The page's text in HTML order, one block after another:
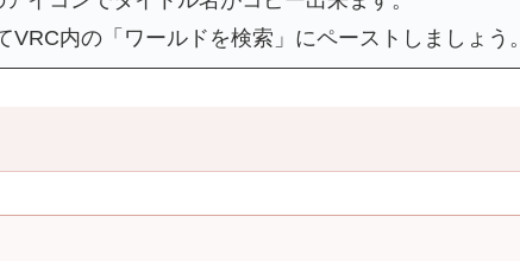
VRC内の「ワールドを検索」にペーストしましょう。